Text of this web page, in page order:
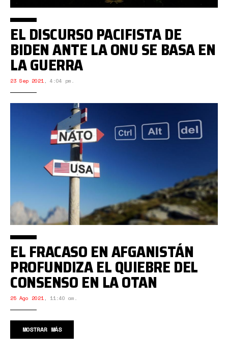
EL DISCURSO PACIFISTA DE
BIDEN ANTE LA ONU SE BASA EN
LA GUERRA
23 Sep 2021, 4:04 pm.
EL FRACASO EN AFGANISTÁN
PROFUNDIZA EL QUIEBRE DEL
CONSENSO EN LA OTAN
25 Ago 2021, 11:40 am.
MOSTRAR MÁS